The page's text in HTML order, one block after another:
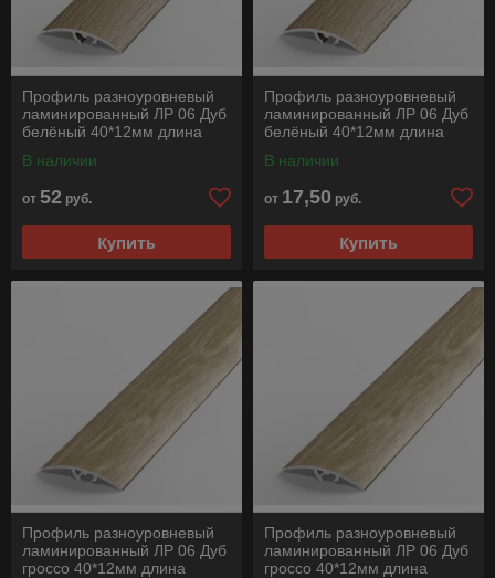
Профиль разноуровневый
ламинированный ЛР 06 Дуб
белёный 40*12мм длина
В наличии
от 52 руб.
Купить
Профиль разноуровневый
ламинированный ЛР 06 Дуб
белёный 40*12мм длина
В наличии
от 17,50 руб.
Купить
Профиль разноуровневый
ламинированный ЛР 06 Дуб
гроссо 40*12мм длина
Профиль разноуровневый
ламинированный ЛР 06 Дуб
гроссо 40*12мм длина